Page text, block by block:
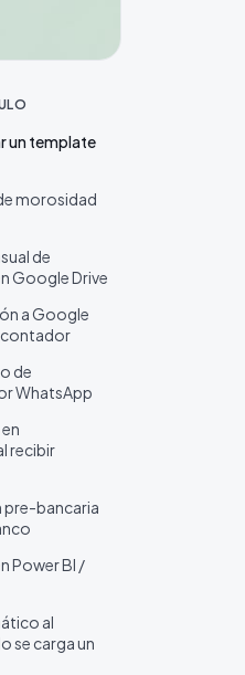
un template
morosidad
de
Google Drive
a Google
contador
de
WhatsApp
recibir
pre-bancaria
Power BI /
al
se carga un